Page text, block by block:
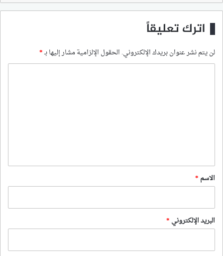
اترك تعليقاً
لن يتم نشر عنوان بريدك الإلكتروني. الحقول الإلزامية مشار إليها بـ*
*
الاسم *
البريد الإلكتروني *